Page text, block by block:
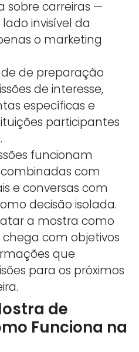
sobre carreiras —
invisível da
o marketing
de preparação
de interesse,
específicas e
participantes
funcionam
com
e conversas com
decisão isolada.
a mostra como
com objetivos
que
para os próximos
de
Funciona na